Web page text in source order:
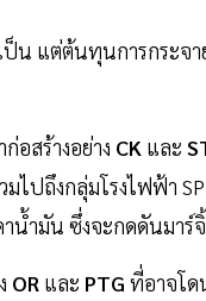
ป็น แต่ต้นทุนการกระจ
อสร้างอย่าง CK และ
ปถึงกลุ่มโรงไฟฟ้า
น้ำมัน ซึ่งจะกดดันมาร์
OR และ PTG ที่อาจโด